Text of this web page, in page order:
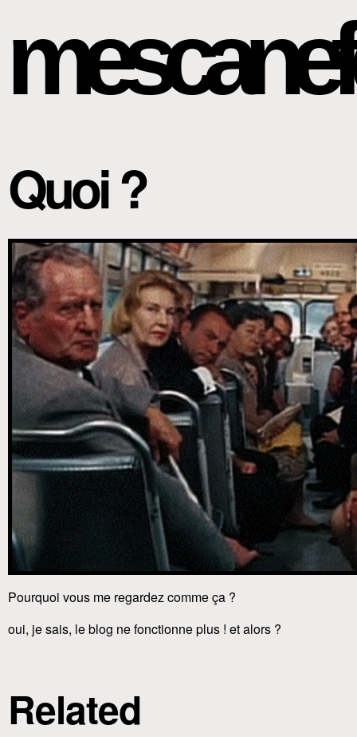
Quoi ?
Pourquoi vous me regardez comme ça ?
oui, je sais, le blog ne fonctionne plus ! et alors ?
Related